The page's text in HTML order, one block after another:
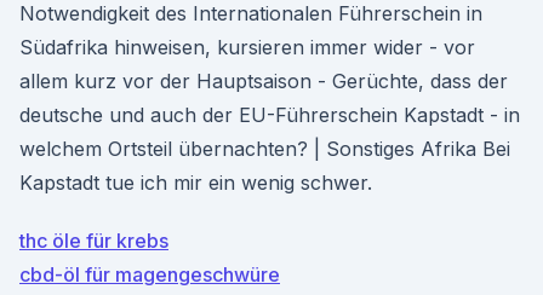
Notwendigkeit des Internationalen Führerschein in
Südafrika hinweisen, kursieren immer wider - vor
allem kurz vor der Hauptsaison - Gerüchte, dass der
deutsche und auch der EU-Führerschein Kapstadt - in
welchem Ortsteil übernachten? | Sonstiges Afrika Bei
Kapstadt tue ich mir ein wenig schwer.
thc öle für krebs
cbd-öl für magengeschwüre